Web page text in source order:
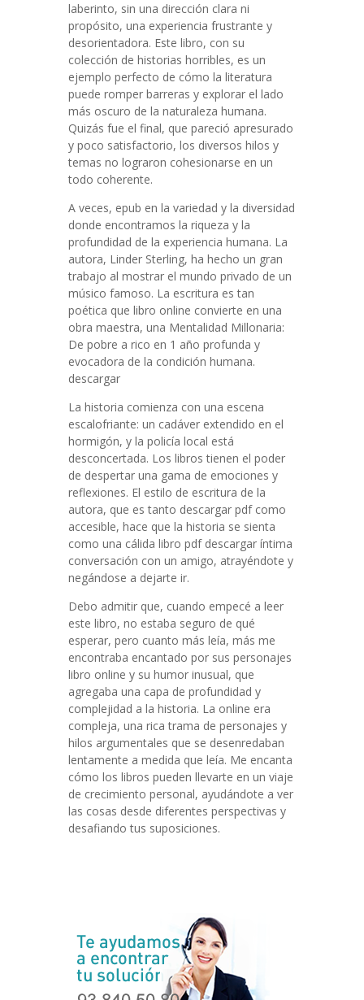
laberinto, sin una dirección clara ni
propósito, una experiencia frustrante y
desorientadora. Este libro, con su
colección de historias horribles, es un
ejemplo perfecto de cómo la literatura
puede romper barreras y explorar el lado
más oscuro de la naturaleza humana.
Quizás fue el final, que pareció apresurado
y poco satisfactorio, los diversos hilos y
temas no lograron cohesionarse en un
todo coherente.
A veces, epub en la variedad y la diversidad
donde encontramos la riqueza y la
profundidad de la experiencia humana. La
autora, Linder Sterling, ha hecho un gran
trabajo al mostrar el mundo privado de un
músico famoso. La escritura es tan
poética que libro online​ convierte en una
obra maestra, una Mentalidad Millonaria:
De pobre a rico en 1 año profunda y
evocadora de la condición humana.
descargar
La historia comienza con una escena
escalofriante: un cadáver extendido en el
hormigón, y la policía local está
desconcertada. Los libros tienen el poder
de despertar una gama de emociones y
reflexiones. El estilo de escritura de la
autora, que es tanto descargar pdf como
accesible, hace que la historia se sienta
como una cálida libro pdf descargar íntima
conversación con un amigo, atrayéndote y
negándose a dejarte ir.
Debo admitir que, cuando empecé a leer
este libro, no estaba seguro de qué
esperar, pero cuanto más leía, más me
encontraba encantado por sus personajes
libro online​ y su humor inusual, que
agregaba una capa de profundidad y
complejidad a la historia. La online era
compleja, una rica trama de personajes y
hilos argumentales que se desenredaban
lentamente a medida que leía. Me encanta
cómo los libros pueden llevarte en un viaje
de crecimiento personal, ayudándote a ver
las cosas desde diferentes perspectivas y
desafiando tus suposiciones.